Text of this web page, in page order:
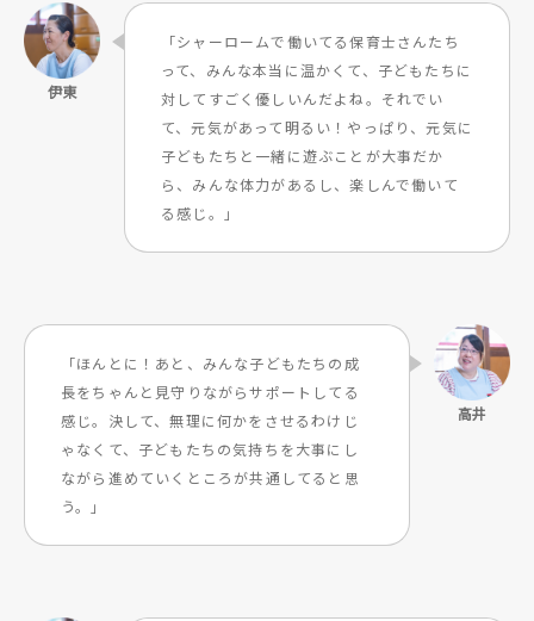
「シャーロームで働いてる保育士さんたち
って、みんな本当に温かくて、子どもたちに
対してすごく優しいんだよね。それでい
て、元気があって明るい！やっぱり、元気に
子どもたちと一緒に遊ぶことが大事だか
ら、みんな体力があるし、楽しんで働いて
る感じ。」
「ほんとに！あと、みんな子どもたちの成
長をちゃんと見守りながらサポートしてる
感じ。決して、無理に何かをさせるわけじ
ゃなくて、子どもたちの気持ちを大事にし
ながら進めていくところが共通してると思
う。」